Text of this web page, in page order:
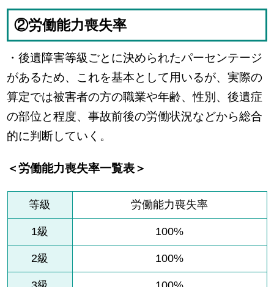
②労働能力喪失率
・後遺障害等級ごとに決められたパーセンテージ
があるため、これを基本として用いるが、実際の
算定では被害者の方の職業や年齢、性別、後遺症
の部位と程度、事故前後の労働状況などから総合
的に判断していく。
＜労働能力喪失率一覧表＞
等級 労働能力喪失率
1級 100%
2級 100%